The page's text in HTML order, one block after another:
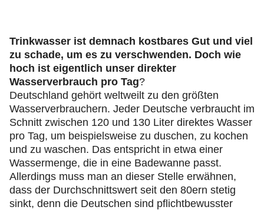
Trinkwasser ist demnach kostbares Gut und viel
zu schade, um es zu verschwenden. Doch wie
hoch ist eigentlich unser direkter
Wasserverbrauch pro Tag?
Deutschland gehört weltweilt zu den größten
Wasserverbrauchern. Jeder Deutsche verbraucht im
Schnitt zwischen 120 und 130 Liter direktes Wasser
pro Tag, um beispielsweise zu duschen, zu kochen
und zu waschen. Das entspricht in etwa einer
Wassermenge, die in eine Badewanne passt.
Allerdings muss man an dieser Stelle erwähnen,
dass der Durchschnittswert seit den 80ern stetig
sinkt, denn die Deutschen sind pflichtbewusster